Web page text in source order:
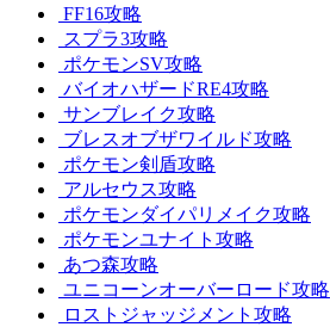
FF16攻略
スプラ3攻略
ポケモンSV攻略
バイオハザードRE4攻略
サンブレイク攻略
ブレスオブザワイルド攻略
ポケモン剣盾攻略
アルセウス攻略
ポケモンダイパリメイク攻略
ポケモンユナイト攻略
あつ森攻略
ユニコーンオーバーロード攻略
ロストジャッジメント攻略